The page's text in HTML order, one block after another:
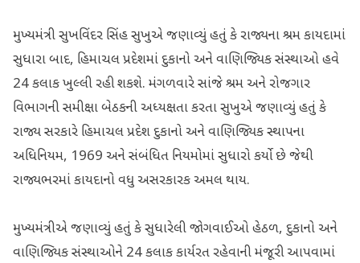
મુખ્યમંત્રી સુખવિંદર સિંહ સુખુએ જણાવ્યું હતું કે રાજ્યના શ્રમ કાયદામાં
સુધારા બાદ, હિમાચલ પ્રદેશમાં દુકાનો અને વાણિજ્યિક સંસ્થાઓ હવે
24 કલાક ખુલ્લી રહી શકશે. મંગળવારે સાંજે શ્રમ અને રોજગાર
વિભાગની સમીક્ષા બેઠકની અધ્યક્ષતા કરતા સુખુએ જણાવ્યું હતું કે
રાજ્ય સરકારે હિમાચલ પ્રદેશ દુકાનો અને વાણિજ્યિક સ્થાપના
અધિનિયમ, 1969 અને સંબંધિત નિયમોમાં સુધારો કર્યો છે જેથી
રાજ્યભરમાં કાયદાનો વધુ અસરકારક અમલ થાય.
મુખ્યમંત્રીએ જણાવ્યું હતું કે સુધારેલી જોગવાઈઓ હેઠળ, દુકાનો અને
વાણિજ્યિક સંસ્થાઓને 24 કલાક કાર્યરત રહેવાની મંજૂરી આપવામાં